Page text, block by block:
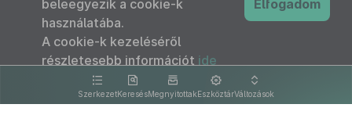
SzerkezetKeresésMegnyitottakEszköztárVáltozások
beleegyezik a cookie-k
használatába.
A cookie-k kezeléséről
részletesebb információt ide
kattintva olvashat.
Elfogadom